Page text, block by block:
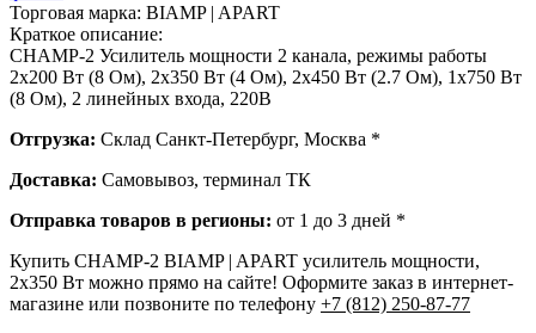
Торговая марка: BIAMP | APART
Краткое описание:
CHAMP-2 Усилитель мощности 2 канала, режимы работы
2х200 Вт (8 Ом), 2х350 Вт (4 Ом), 2х450 Вт (2.7 Ом), 1х750 Вт
(8 Ом), 2 линейных входа, 220В
Отгрузка: Склад Санкт-Петербург, Москва *
Доставка: Самовывоз, терминал ТК
Отправка товаров в регионы: от 1 до 3 дней *
Купить CHAMP-2 BIAMP | APART усилитель мощности,
2х350 Вт можно прямо на сайте! Оформите заказ в интернет-
магазине или позвоните по телефону +7 (812) 250-87-77